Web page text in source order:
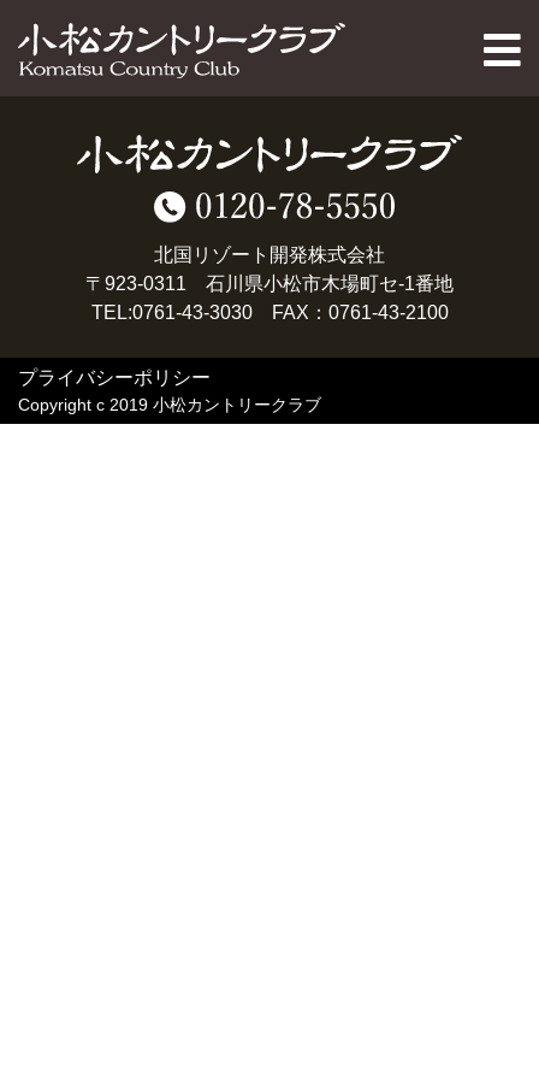
PAGE TOP
北国リゾート開発株式会社
〒923-0311 石川県小松市木場町セ-1番地
TEL:0761-43-3030 FAX：0761-43-2100
プライバシーポリシー
Copyright c 2019 小松カントリークラブ